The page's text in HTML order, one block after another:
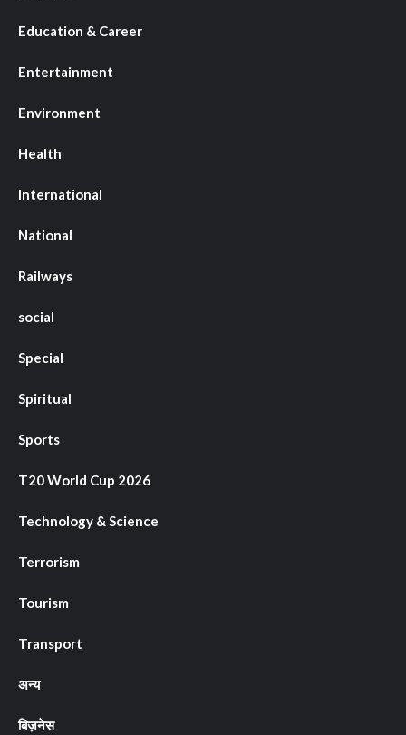
Education & Career
Entertainment
Environment
Health
International
National
Railways
social
Special
Spiritual
Sports
T20 World Cup 2026
Technology & Science
Terrorism
Tourism
Transport
अन्य
बिज़नेस